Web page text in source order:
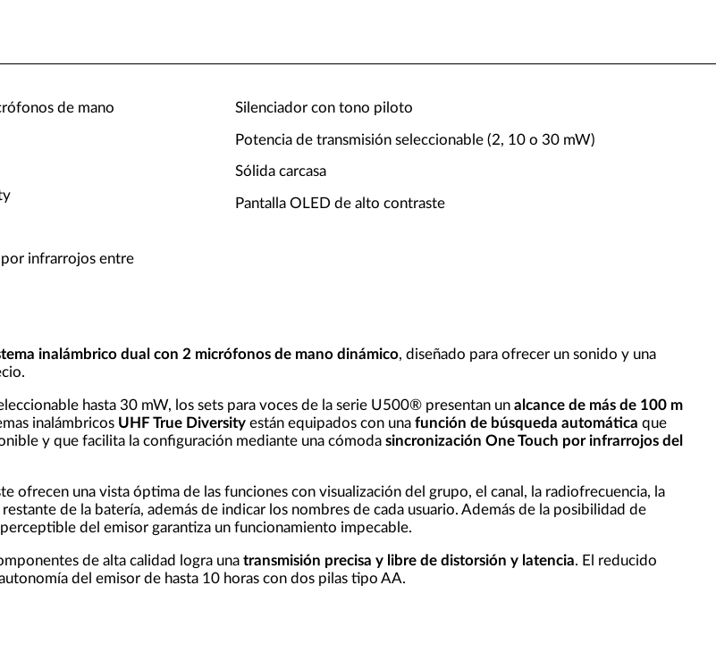
de mano
infrarrojos entre
Silenciador con tono piloto
Potencia de transmisión seleccionable (2, 10 o 30 mW)
Sólida carcasa
Pantalla OLED de alto contraste
inalámbrico dual con 2 micrófonos de mano dinámico, diseñado para ofrecer un sonido y una
hasta 30 mW, los sets para voces de la serie U500® presentan un alcance de más de 100 m
inalámbricos UHF True Diversityestán equipados con una función de búsqueda automática que
y que facilita la configuración mediante una cómoda sincronización One Touch por infrarrojos del
ofrecen una vista óptima de las funciones con visualización del grupo, el canal, la radiofrecuencia, la
de la batería, además de indicar los nombres de cada usuario. Además de la posibilidad de
del emisor garantiza un funcionamiento impecable.
de alta calidad logra una transmisión precisa y libre de distorsión y latencia. El reducido
del emisor de hasta 10 horas con dos pilas tipo AA.